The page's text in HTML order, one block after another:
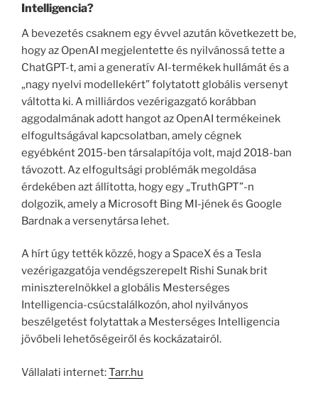
Intelligencia?
A bevezetés csaknem egy évvel azután következett be,
hogy az OpenAI megjelentette és nyilvánossá tette a
ChatGPT-t, ami a generatív AI-termékek hullámát és a
„nagy nyelvi modellekért” folytatott globális versenyt
váltotta ki. A milliárdos vezérigazgató korábban
aggodalmának adott hangot az OpenAI termékeinek
elfogultságával kapcsolatban, amely cégnek
egyébként 2015-ben társalapítója volt, majd 2018-ban
távozott. Az elfogultsági problémák megoldása
érdekében azt állította, hogy egy „TruthGPT”-n
dolgozik, amely a Microsoft Bing MI-jének és Google
Bardnak a versenytársa lehet.
A hírt úgy tették közzé, hogy a SpaceX és a Tesla
vezérigazgatója vendégszerepelt Rishi Sunak brit
miniszterelnökkel a globális Mesterséges
Intelligencia-csúcstalálkozón, ahol nyilványos
beszélgetést folytattak a Mesterséges Intelligencia
jövőbeli lehetőségeiről és kockázatairól.
Vállalati internet:Tarr.hu